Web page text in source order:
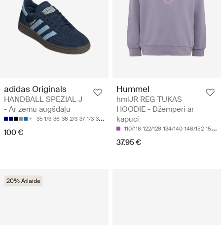
adidas Originals
HANDBALL SPEZIAL J
- Ar zemu augšdaļu
35 1/3 36 36 2/3 37 1/3 38
100 €
Hummel
hmlJR REG TUKAS
HOODIE - Džemperi ar
kapuci
110/116 122/128 134/140 146/152 158/164
37.95 €
20% Atlaide